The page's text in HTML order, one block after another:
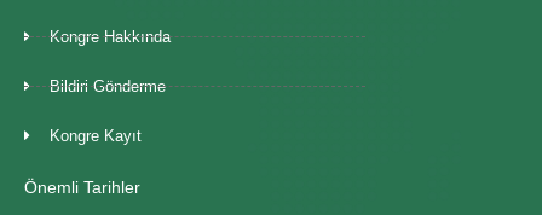
Kongre Hakkında
Bildiri Gönderme
Kongre Kayıt
Önemli Tarihler